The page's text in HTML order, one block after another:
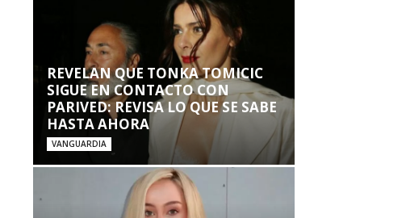
REVELAN QUE TONKA TOMICIC
SIGUE EN CONTACTO CON
PARIVED: REVISA LO QUE SE SABE
HASTA AHORA
VANGUARDIA